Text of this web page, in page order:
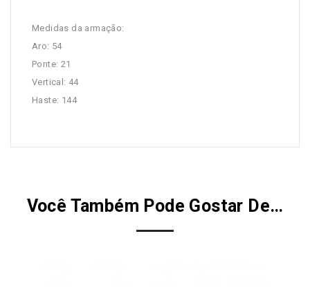
Medidas da armação:
Aro: 54
Ponte: 21
Vertical: 44
Haste: 144
Você Também Pode Gostar De…